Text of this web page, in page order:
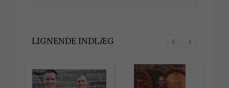
LIGNENDE INDLÆG